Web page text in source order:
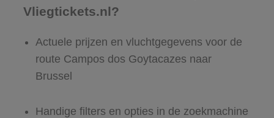
Vliegtickets.nl?
Actuele prijzen en vluchtgegevens voor de
route Campos dos Goytacazes naar
Brussel
Handige filters en opties in de zoekmachine